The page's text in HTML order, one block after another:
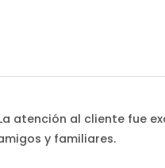
atención al cliente fue
y familiares.